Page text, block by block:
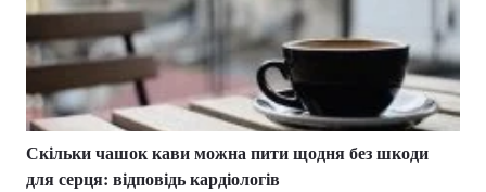
Скільки чашок кави можна пити щодня без шкоди
для серця: відповідь кардіологів